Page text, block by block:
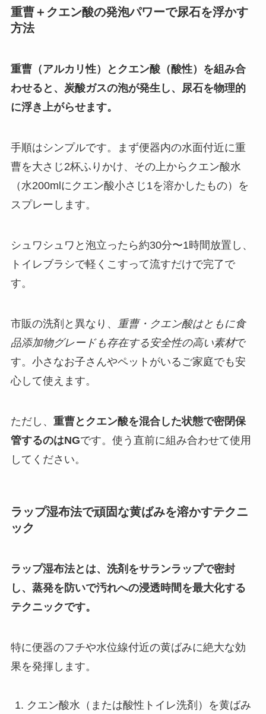
重曹＋クエン酸の発泡パワーで尿石を浮かす
方法
重曹（アルカリ性）とクエン酸（酸性）を組み合
わせると、炭酸ガスの泡が発生し、尿石を物理的
に浮き上がらせます。
手順はシンプルです。まず便器内の水面付近に重
曹を大さじ2杯ふりかけ、その上からクエン酸水
（水200mlにクエン酸小さじ1を溶かしたもの）を
スプレーします。
シュワシュワと泡立ったら約30分〜1時間放置し、
トイレブラシで軽くこすって流すだけで完了で
す。
市販の洗剤と異なり、
重曹・クエン酸はともに食
品添加物グレードも存在する安全性の高い素材で
す。小さなお子さんやペットがいるご家庭でも安
心して使えます。
ただし、 重曹とクエン酸を混合した状態で密閉保
管するのはNGです。使う直前に組み合わせて使用
してください。
ラップ湿布法で頑固な黄ばみを溶かすテクニ
ック
ラップ湿布法とは、洗剤をサランラップで密封
し、蒸発を防いで汚れへの浸透時間を最大化する
テクニックです。
特に便器のフチや水位線付近の黄ばみに絶大な効
果を発揮します。
クエン酸水（または酸性トイレ洗剤）を黄ばみ